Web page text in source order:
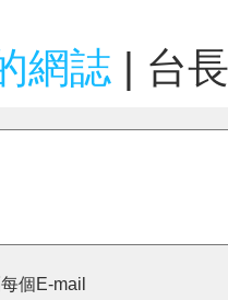
網誌 | 台
個E-mail